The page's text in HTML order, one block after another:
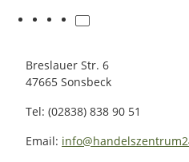
Breslauer Str. 6
47665 Sonsbeck
Tel: (02838) 838 90 51
Email: